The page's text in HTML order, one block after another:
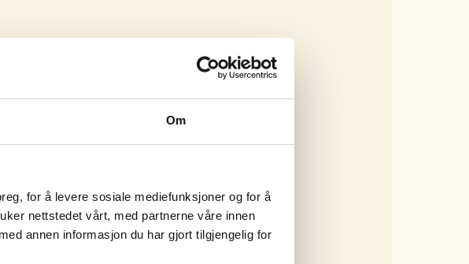
Om
for å levere sosiale mediefunksjoner og for å
nettstedet vårt, med partnerne våre innen
annen informasjon du har gjort tilgjengelig for